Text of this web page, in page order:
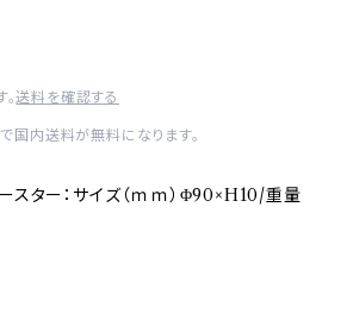
送料を確認する
内送料が無料になります。
スター：サイズ（ｍｍ）Φ90×H10/重量